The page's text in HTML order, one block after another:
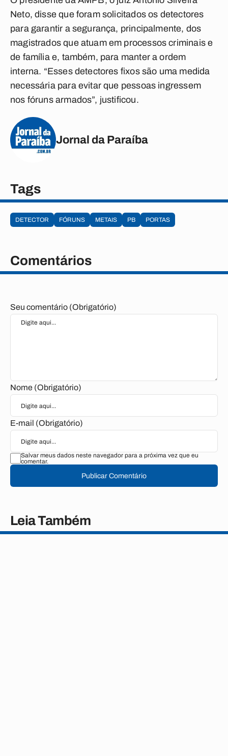
Neto, disse que foram solicitados os detectores
para garantir a segurança, principalmente, dos
magistrados que atuam em processos criminais e
de família e, também, para manter a ordem
interna. “Esses detectores fixos são uma medida
necessária para evitar que pessoas ingressem
nos fóruns armados”, justificou.
Jornal da Paraíba
Tags
DETECTOR FÓRUNS METAIS PB PORTAS
Comentários
Seu comentário (Obrigatório)
Nome (Obrigatório)
E-mail (Obrigatório)
Salvar meus dados neste navegador para a próxima vez que eu
comentar.
Publicar Comentário
Leia Também